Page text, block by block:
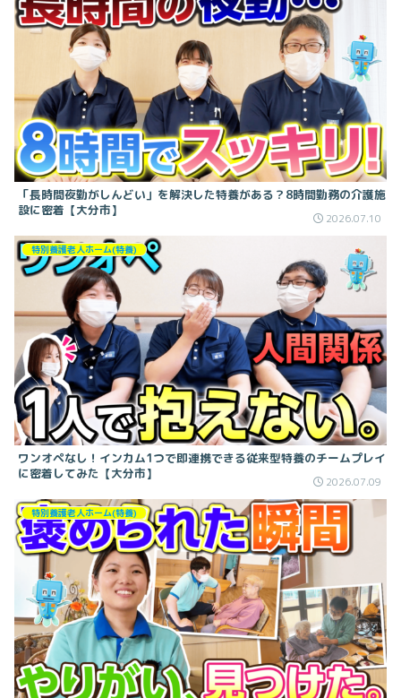
「長時間夜勤がしんどい」を解決した特養がある？8時間勤務の介護施
設に密着【大分市】
2026.07.10
特別養護老人ホーム(特養)
ワンオペなし！インカム1つで即連携できる従来型特養のチームプレイ
に密着してみた【大分市】
2026.07.09
特別養護老人ホーム(特養)